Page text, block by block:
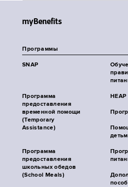
myBenefits
Программы
SNAP
Программа
предоставления
временной помощи
(Temporary
Assistance)
HEAP
Программа
предоставления
школьных обедов
(School Meals)